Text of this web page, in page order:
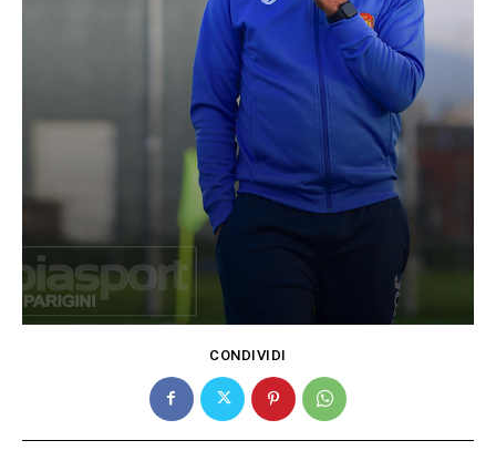
CONDIVIDI